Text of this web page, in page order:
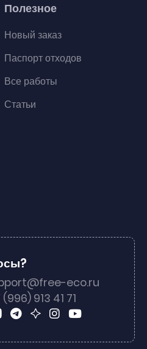
Полезное
Новый заказ
Паспорт отходов
Все работы
Статьи
eco.ru
(996) 913 41 71